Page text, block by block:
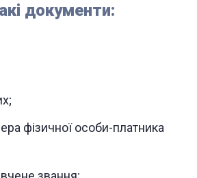
документи:
фізичної особи-платника